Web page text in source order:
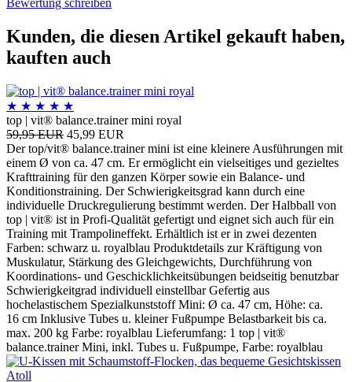
Kunden, die diesen Artikel gekauft haben,
kauften auch
★ ★ ★ ★ ★
top | vit® balance.trainer mini royal
59,95 EUR 45,99 EUR
Der top/vit® balance.trainer mini ist eine kleinere Ausführungen mit
einem Ø von ca. 47 cm. Er ermöglicht ein vielseitiges und gezieltes
Krafttraining für den ganzen Körper sowie ein Balance- und
Konditionstraining. Der Schwierigkeitsgrad kann durch eine
individuelle Druckregulierung bestimmt werden. Der Halbball von
top | vit® ist in Profi-Qualität gefertigt und eignet sich auch für ein
Training mit Trampolineffekt. Erhältlich ist er in zwei dezenten
Farben: schwarz u. royalblau Produktdetails zur Kräftigung von
Muskulatur, Stärkung des Gleichgewichts, Durchführung von
Koordinations- und Geschicklichkeitsübungen beidseitig benutzbar
Schwierigkeitgrad individuell einstellbar Gefertig aus
hochelastischem Spezialkunststoff Mini: Ø ca. 47 cm, Höhe: ca.
16 cm Inklusive Tubes u. kleiner Fußpumpe Belastbarkeit bis ca.
max. 200 kg Farbe: royalblau Lieferumfang: 1 top | vit®
balance.trainer Mini, inkl. Tubes u. Fußpumpe, Farbe: royalblau